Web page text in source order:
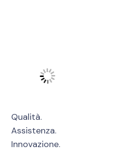
Qualità.
Assistenza.
Innovazione.